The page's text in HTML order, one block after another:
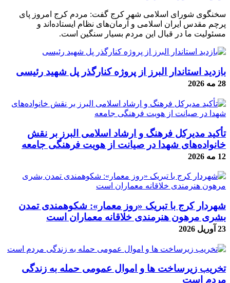
سخنگوی شورای اسلامی شهر کرج گفت: مردم کرج امروز پای
پرچم مقدس ایران اسلامی و آرمان‌های نظام ایستاده‌اند و
مسئولیت ما در قبال این مردم بسیار سنگین است.
بازدید استاندار البرز از پروژه کنارگذر پل شهید رئیسی
28 مه 2026
تأکید مدیرکل فرهنگ و ارشاد اسلامی البرز بر نقش
خانواده‌های شهدا در صیانت از هویت فرهنگی جامعه
12 مه 2026
شهردار کرج با تبریک «روز معمار»: شکوهمندی تمدن
بشری مرهون هنرمندی خلاقانه معماران است
23 آوریل 2026
تخریب زیرساخت ها و اموال عمومی حمله به زندگی
مردم است